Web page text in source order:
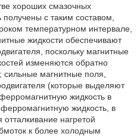
хороших смазочных
с таким составом,
температурном интервале,
жидкости обеспечивают
поскольку магнитные
изменяются обратно
магнитные поля,
(которые выделяют
жидкость в
жидкость, в
отталкивание нагретой
к более холодным